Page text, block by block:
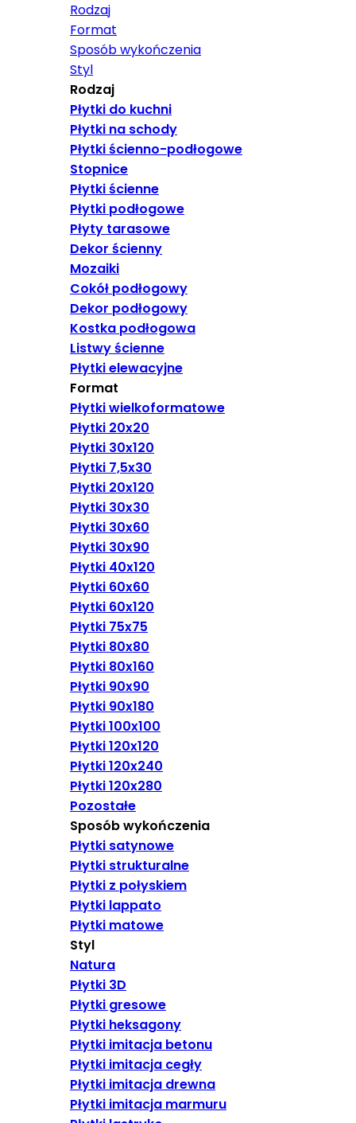
Rodzaj
Format
Sposób wykończenia
Styl
Rodzaj
Płytki do kuchni
Płytki na schody
Płytki ścienno-podłogowe
Stopnice
Płytki ścienne
Płytki podłogowe
Płyty tarasowe
Dekor ścienny
Mozaiki
Cokół podłogowy
Dekor podłogowy
Kostka podłogowa
Listwy ścienne
Płytki elewacyjne
Format
Płytki wielkoformatowe
Płytki 20x20
Płytki 30x120
Płytki 7,5x30
Płytki 20x120
Płytki 30x30
Płytki 30x60
Płytki 30x90
Płytki 40x120
Płytki 60x60
Płytki 60x120
Płytki 75x75
Płytki 80x80
Płytki 80x160
Płytki 90x90
Płytki 90x180
Płytki 100x100
Płytki 120x120
Płytki 120x240
Płytki 120x280
Pozostałe
Sposób wykończenia
Płytki satynowe
Płytki strukturalne
Płytki z połyskiem
Płytki lappato
Płytki matowe
Styl
Natura
Płytki 3D
Płytki gresowe
Płytki heksagony
Płytki imitacja betonu
Płytki imitacja cegły
Płytki imitacja drewna
Płytki imitacja marmuru